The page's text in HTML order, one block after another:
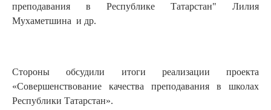
преподавания в Республике Татарстан" Лилия
Мухаметшина и др.
Стороны обсудили итоги реализации проекта
«Совершенствование качества преподавания в школах
Республики Татарстан».